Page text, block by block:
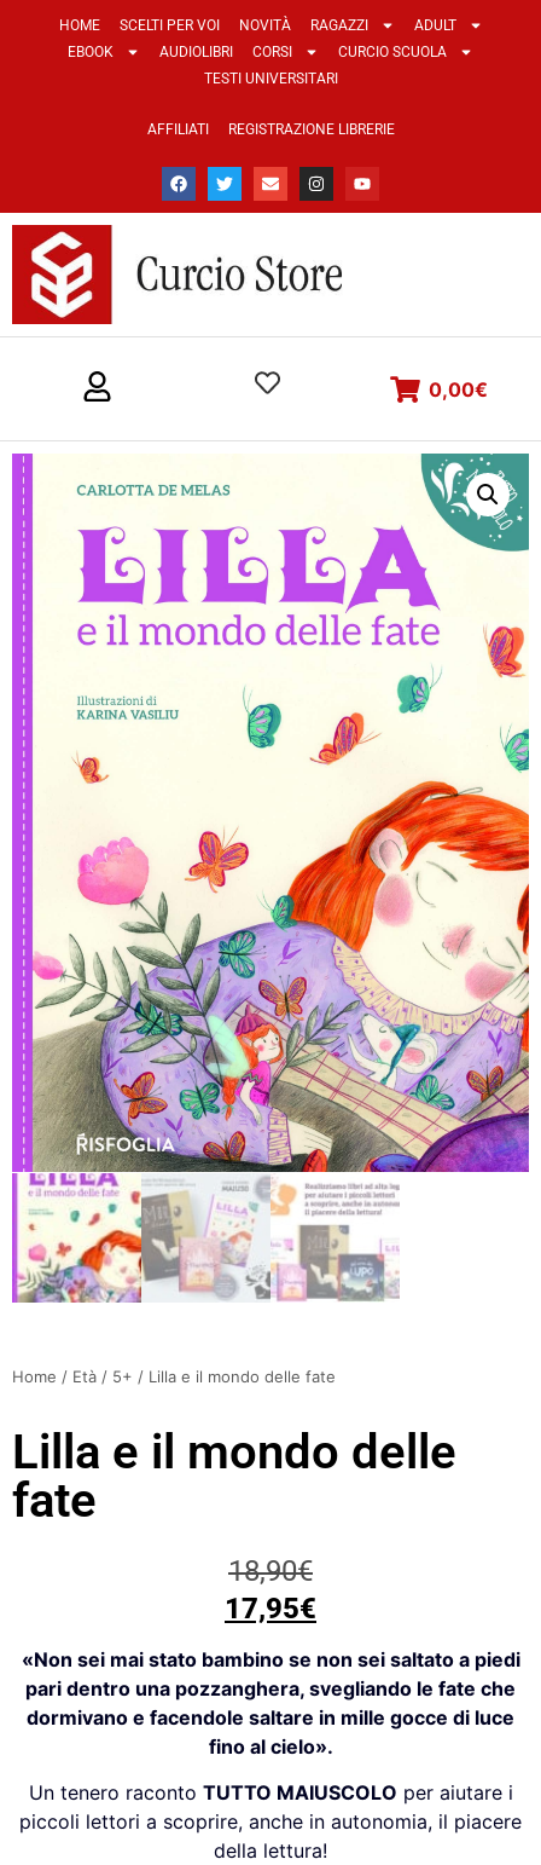
HOME SCELTI PER VOI NOVITÀ RAGAZZI
ADULT
EBOOK
AUDIOLIBRI CORSI
CURCIO SCUOLA
TESTI UNIVERSITARI
AFFILIATI REGISTRAZIONE LIBRERIE
0,00€
Home / Età / 5+ / Lilla e il mondo delle fate
Lilla e il mondo delle
fate
18,90€
17,95€
«Non sei mai stato bambino se non sei saltato a piedi
pari dentro una pozzanghera, svegliando le fate che
dormivano e facendole saltare in mille gocce di luce
fino al cielo».
Un tenero raconto TUTTO MAIUSCOLO per aiutare i
piccoli lettori a scoprire, anche in autonomia, il piacere
della lettura!